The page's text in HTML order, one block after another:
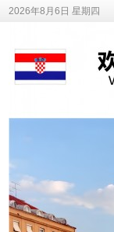
2026年8月6日 星期四